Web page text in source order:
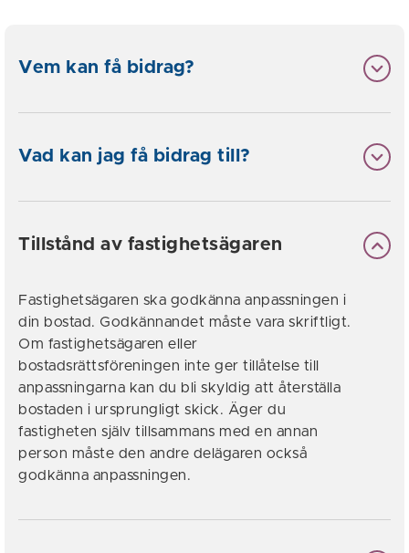
Vem kan få bidrag?
Vad kan jag få bidrag till?
Tillstånd av fastighetsägaren
Fastighetsägaren ska godkänna anpassningen i
din bostad. Godkännandet måste vara skriftligt.
Om fastighetsägaren eller
bostadsrättsföreningen inte ger tillåtelse till
anpassningarna kan du bli skyldig att återställa
bostaden i ursprungligt skick. Äger du
fastigheten själv tillsammans med en annan
person måste den andre delägaren också
godkänna anpassningen.